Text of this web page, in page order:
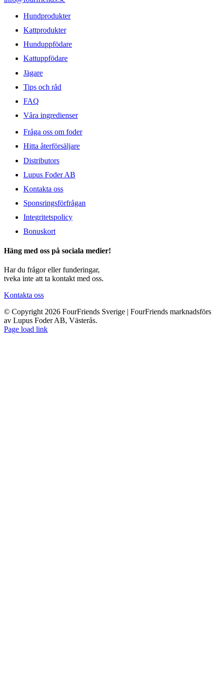
Hundprodukter
Kattprodukter
Hunduppfödare
Kattuppfödare
Jägare
Tips och råd
FAQ
Våra ingredienser
Fråga oss om foder
Hitta återförsäljare
Distributors
Lupus Foder AB
Kontakta oss
Sponsringsförfrågan
Integritetspolicy
Bonuskort
Häng med oss på sociala medier!
Har du frågor eller funderingar,
tveka inte att ta kontakt med oss.
Kontakta oss
© Copyright 2026 FourFriends Sverige | FourFriends marknadsförs
av Lupus Foder AB, Västerås.
Page load link